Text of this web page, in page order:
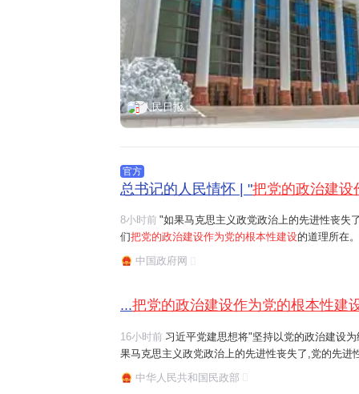
人民日报
官方
总书记的人民情怀 | "把党的政治建设
8小时前 "如果马克思主义政党政治上的先进性丧失
们把党的政治建设作为党的根本性建设的道理所在
任务是保证全党服从中央,坚持党中央权威和集中
中国政府网
...把党的政治建设作为党的根本性建
16小时前 习近平党建思想将"坚持以党的政治建设
果马克思主义政党政治上的先进性丧失了,党的先进
治建设作为党的根本性建设
全党服从中央,坚持党中央权威和集中统一...
中华人民共和国民政部